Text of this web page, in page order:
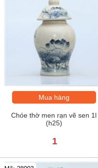
Mua hàng
Chóe thờ men rạn vẽ sen 1l
(h25)
1